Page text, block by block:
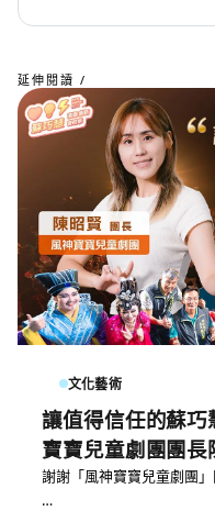
延伸閱讀 /
文化藝術
讓值得信任的蘇
寶寶兒童劇團團長
謝謝「風神寶寶兒童劇團
…